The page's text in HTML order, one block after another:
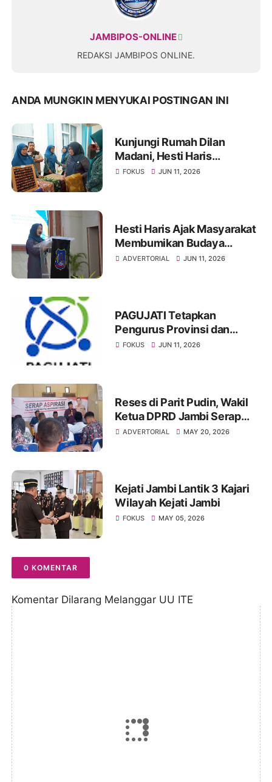
JAMBIPOS-ONLINE
REDAKSI JAMBIPOS ONLINE.
ANDA MUNGKIN MENYUKAI POSTINGAN INI
Kunjungi Rumah Dilan
Madani, Hesti Haris
Apresiasi Produk UMKM
FOKUS JUN 11, 2026
Hesti Haris Ajak Masyarakat
Membumikan Budaya
Sholawat di Provinsi Jambi
ADVERTORIAL JUN 11, 2026
PAGUJATI Tetapkan
Pengurus Provinsi dan
Perwakilan Kabupaten Kota
FOKUS JUN 11, 2026
Reses di Parit Pudin, Wakil
Ketua DPRD Jambi Serap
Aspirasi Infrastruktur
ADVERTORIAL MAY 20, 2026
Kejati Jambi Lantik 3 Kajari
Wilayah Kejati Jambi
FOKUS MAY 05, 2026
0 KOMENTAR
Komentar Dilarang Melanggar UU ITE